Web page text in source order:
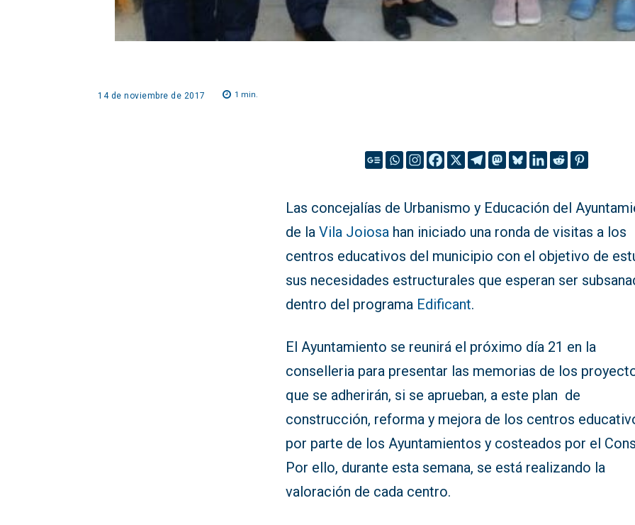
14 de noviembre de 2017 1 min.
Las concejalías de Urbanismo y Educación del
de laVila Joiosa han iniciado una ronda de visitas a los
centros educativos del municipio con el objetivo de
sus necesidades estructurales que esperan ser
dentro del programa Edificant.
El Ayuntamiento se reunirá el próximo día 21 en la
conselleria para presentar las memorias de los
que se adherirán, si se aprueban, a este plan de
construcción, reforma y mejora de los centros
por parte de los Ayuntamientos y costeados por el
Por ello, durante esta semana, se está realizando la
valoración de cada centro.